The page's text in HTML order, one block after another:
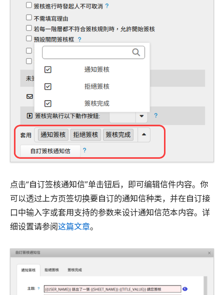
点击“自订签核通知信”单击钮后，即可编辑信件内容。你
可以透过上方页签切换要自订的通知信种类，并在自订接
口中输入字或套用支持的参数来设计通知信范本内容。详
细设置请参阅这篇文章。